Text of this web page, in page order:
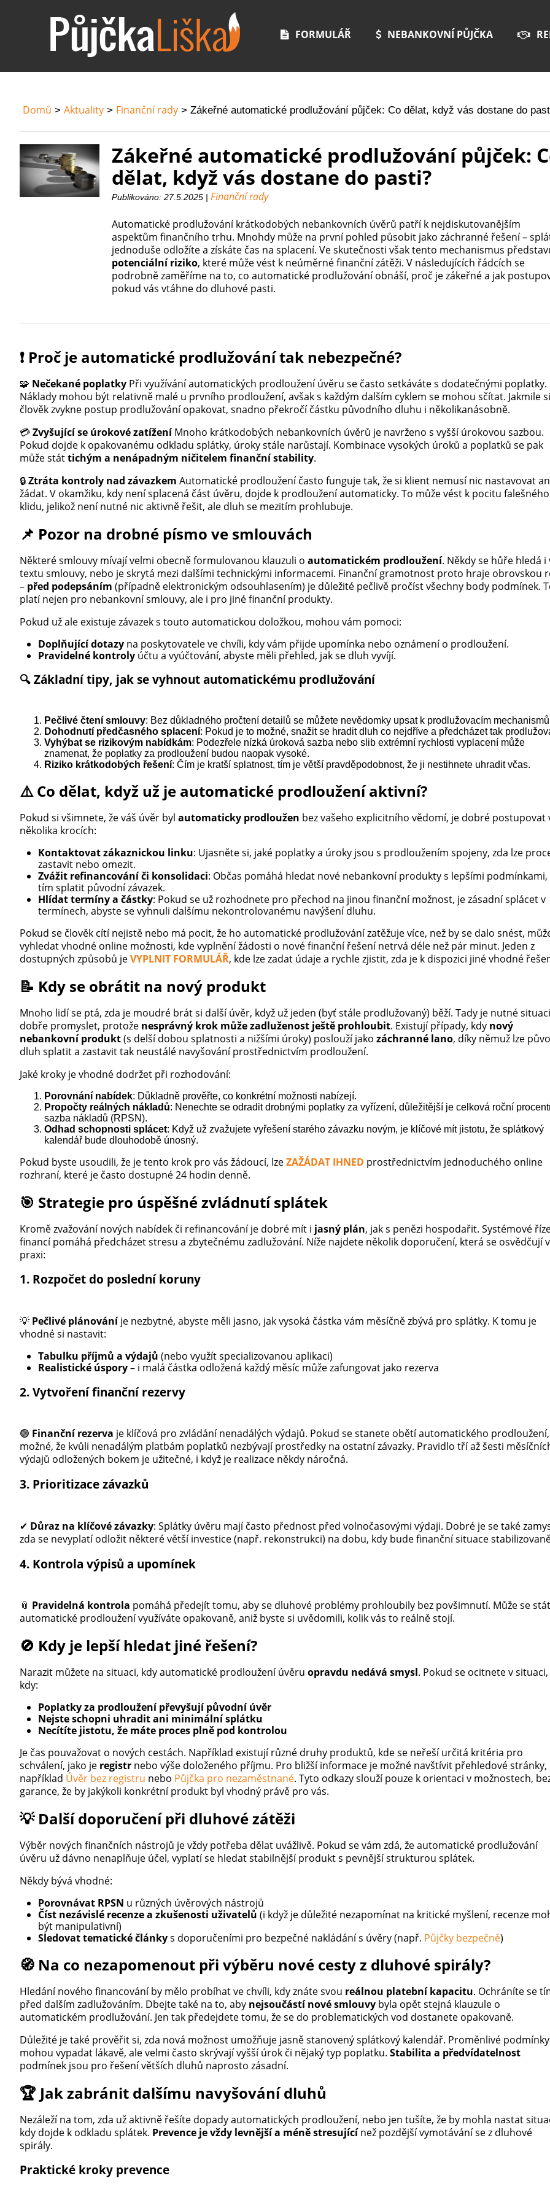
FORMULÁŘ NEBANKOVNÍ PŮJČKA
Domů Aktuality Finanční rady Zákeřné automatické prodlužování půjček: Co dělat, když vás dostane do
Zákeřné automatické prodlužování půjček:
dělat, když vás dostane do pasti?
Publikováno: 27.5.2025 | Finanční rady
Automatické prodlužování krátkodobých nebankovních úvěrů patří k nejdiskutovanějším
aspektům finančního trhu. Mnohdy může na první pohled působit jako záchranné řešení –
jednoduše odložíte a získáte čas na splacení. Ve skutečnosti však tento mechanismus
potenciální riziko, které může vést k neúměrné finanční zátěži. V následujících řádcích se
podrobně zaměříme na to, co automatické prodlužování obnáší, proč je zákeřné a jak
pokud vás vtáhne do dluhové pasti.
❗ Proč je automatické prodlužování tak nebezpečné?
🧩 Nečekané poplatky Při využívání automatických prodloužení úvěru se často setkáváte s dodatečnými poplatky.
Náklady mohou být relativně malé u prvního prodloužení, avšak s každým dalším cyklem se mohou sčítat. Jakmile si
člověk zvykne postup prodlužování opakovat, snadno překročí částku původního dluhu i několikanásobně.
💳Zvyšující se úrokové zatíženíMnoho krátkodobých nebankovních úvěrů je navrženo s vyšší úrokovou sazbou.
Pokud dojde k opakovanému odkladu splátky, úroky stále narůstají. Kombinace vysokých úroků a poplatků se pak
může státtichým a nenápadným ničitelem finanční stability.
🔒Ztráta kontroly nad závazkem Automatické prodloužení často funguje tak, že si klient nemusí nic nastavovat
žádat. V okamžiku, kdy není splacená část úvěru, dojde k prodloužení automaticky. To může vést k pocitu falešného
klidu, jelikož není nutné nic aktivně řešit, ale dluh se mezitím prohlubuje.
📌 Pozor na drobné písmo ve smlouvách
Některé smlouvy mívají velmi obecně formulovanou klauzuli o automatickém prodloužení. Někdy se hůře hledá i
textu smlouvy, nebo je skrytá mezi dalšími technickými informacemi. Finanční gramotnost proto hraje obrovskou
– před podepsáním (případně elektronickým odsouhlasením) je důležité pečlivě pročíst všechny body podmínek.
platí nejen pro nebankovní smlouvy, ale i pro jiné finanční produkty.
Pokud už ale existuje závazek s touto automatickou doložkou, mohou vám pomoci:
Doplňující dotazy na poskytovatele ve chvíli, kdy vám přijde upomínka nebo oznámení o prodloužení.
Pravidelné kontroly účtu a vyúčtování, abyste měli přehled, jak se dluh vyvíjí.
🔍 Základní tipy, jak se vyhnout automatickému prodlužování
Pečlivé čtení smlouvy: Bez důkladného pročtení detailů se můžete nevědomky upsat k prodlužovacím
Dohodnutí předčasného splacení: Pokud je to možné, snažit se hradit dluh co nejdříve a předcházet tak
Vyhýbat se rizikovým nabídkám: Podezřele nízká úroková sazba nebo slib extrémní rychlosti vyplacení může
znamenat, že poplatky za prodloužení budou naopak vysoké.
Riziko krátkodobých řešení: Čím je kratší splatnost, tím je větší pravděpodobnost, že ji nestihnete uhradit včas.
⚠️ Co dělat, když už je automatické prodloužení aktivní?
Pokud si všimnete, že váš úvěr byl automaticky prodloužen bez vašeho explicitního vědomí, je dobré postupovat
několika krocích:
Kontaktovat zákaznickou linku: Ujasněte si, jaké poplatky a úroky jsou s prodloužením spojeny, zda lze
zastavit nebo omezit.
Zvážit refinancování či konsolidaci: Občas pomáhá hledat nové nebankovní produkty s lepšími podmínkami,
tím splatit původní závazek.
Hlídat termíny a částky: Pokud se už rozhodnete pro přechod na jinou finanční možnost, je zásadní splácet v
termínech, abyste se vyhnuli dalšímu nekontrolovanému navýšení dluhu.
Pokud se člověk cítí nejistě nebo má pocit, že ho automatické prodlužování zatěžuje více, než by se dalo snést,
vyhledat vhodné online možnosti, kde vyplnění žádosti o nové finanční řešení netrvá déle než pár minut. Jeden z
dostupných způsobů jeVYPLNIT FORMULÁŘ, kde lze zadat údaje a rychle zjistit, zda je k dispozici jiné vhodné
📝 Kdy se obrátit na nový produkt
Mnoho lidí se ptá, zda je moudré brát si další úvěr, když už jeden (byť stále prodlužovaný) běží. Tady je nutné situaci
dobře promyslet, protože nesprávný krok může zadluženost ještě prohloubit. Existují případy, kdy nový
nebankovní produkt(s delší dobou splatnosti a nižšími úroky) poslouží jako záchranné lano, díky němuž lze
dluh splatit a zastavit tak neustálé navyšování prostřednictvím prodloužení.
Jaké kroky je vhodné dodržet při rozhodování:
Porovnání nabídek: Důkladně prověřte, co konkrétní možnosti nabízejí.
Propočty reálných nákladů: Nenechte se odradit drobnými poplatky za vyřízení, důležitější je celková roční
sazba nákladů (RPSN).
Odhad schopnosti splácet: Když už zvažujete vyřešení starého závazku novým, je klíčové mít jistotu, že splátkový
kalendář bude dlouhodobě únosný.
Pokud byste usoudili, že je tento krok pro vás žádoucí, lzeZAŽÁDAT IHNED prostřednictvím jednoduchého online
rozhraní, které je často dostupné 24 hodin denně.
🎯 Strategie pro úspěšné zvládnutí splátek
Kromě zvažování nových nabídek či refinancování je dobré mít i jasný plán, jak s penězi hospodařit. Systémové
financí pomáhá předcházet stresu a zbytečnému zadlužování. Níže najdete několik doporučení, která se osvědčují v
praxi:
1. Rozpočet do poslední koruny
💡 Pečlivé plánováníje nezbytné, abyste měli jasno, jak vysoká částka vám měsíčně zbývá pro splátky. K tomu je
vhodné si nastavit:
Tabulku příjmů a výdajů (nebo využít specializovanou aplikaci)
Realistické úspory– i malá částka odložená každý měsíc může zafungovat jako rezerva
2. Vytvoření finanční rezervy
🟢 Finanční rezerva je klíčová pro zvládání nenadálých výdajů. Pokud se stanete obětí automatického
možné, že kvůli nenadálým platbám poplatků nezbývají prostředky na ostatní závazky. Pravidlo tří až šesti
výdajů odložených bokem je užitečné, i když je realizace někdy náročná.
3. Prioritizace závazků
✔ Důraz na klíčové závazky: Splátky úvěru mají často přednost před volnočasovými výdaji. Dobré je se také
zda se nevyplatí odložit některé větší investice (např. rekonstrukci) na dobu, kdy bude finanční situace
4. Kontrola výpisů a upomínek
📎 Pravidelná kontrola pomáhá předejít tomu, aby se dluhové problémy prohloubily bez povšimnutí. Může se
automatické prodloužení využíváte opakovaně, aniž byste si uvědomili, kolik vás to reálně stojí.
🚫 Kdy je lepší hledat jiné řešení?
Narazit můžete na situaci, kdy automatické prodloužení úvěru opravdu nedává smysl. Pokud se ocitnete v situaci,
kdy:
Poplatky za prodloužení převyšují původní úvěr
Nejste schopni uhradit ani minimální splátku
Necítíte jistotu, že máte proces plně pod kontrolou
Je čas pouvažovat o nových cestách. Například existují různé druhy produktů, kde se neřeší určitá kritéria pro
schválení, jako je registr nebo výše doloženého příjmu. Pro bližší informace je možné navštívit přehledové stránky,
například Úvěr bez registru nebo Půjčka pro nezaměstnané. Tyto odkazy slouží pouze k orientaci v možnostech,
garance, že by jakýkoli konkrétní produkt byl vhodný právě pro vás.
💡 Další doporučení při dluhové zátěži
Výběr nových finančních nástrojů je vždy potřeba dělat uvážlivě. Pokud se vám zdá, že automatické prodlužování
úvěru už dávno nenaplňuje účel, vyplatí se hledat stabilnější produkt s pevnější strukturou splátek.
Někdy bývá vhodné:
Porovnávat RPSN u různých úvěrových nástrojů
Číst nezávislé recenze a zkušenosti uživatelů (i když je důležité nezapomínat na kritické myšlení, recenze
být manipulativní)
Sledovat tematické článkys doporučeními pro bezpečné nakládání s úvěry (např. Půjčky bezpečně)
🧭 Na co nezapomenout při výběru nové cesty z dluhové spirály?
Hledání nového financování by mělo probíhat ve chvíli, kdy znáte svou reálnou platební kapacitu. Ochráníte se
před dalším zadlužováním. Dbejte také na to, aby nejsoučástí nové smlouvy byla opět stejná klauzule o
automatickém prodlužování. Jen tak předejdete tomu, že se do problematických vod dostanete opakovaně.
Důležité je také prověřit si, zda nová možnost umožňuje jasně stanovený splátkový kalendář. Proměnlivé podmínky
mohou vypadat lákavě, ale velmi často skrývají vyšší úrok či nějaký typ poplatku. Stabilita a předvídatelnost
podmínek jsou pro řešení větších dluhů naprosto zásadní.
🏆 Jak zabránit dalšímu navyšování dluhů
Nezáleží na tom, zda už aktivně řešíte dopady automatických prodloužení, nebo jen tušíte, že by mohla nastat
kdy dojde k odkladu splátek. Prevence je vždy levnější a méně stresujícínež pozdější vymotávání se z dluhové
spirály.
Praktické kroky prevence